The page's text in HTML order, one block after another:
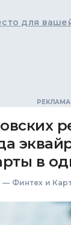
для
в
— Финтех и